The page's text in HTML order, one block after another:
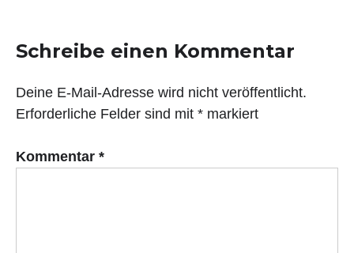
Schreibe einen Kommentar
Deine E-Mail-Adresse wird nicht veröffentlicht.
Erforderliche Felder sind mit * markiert
Kommentar *